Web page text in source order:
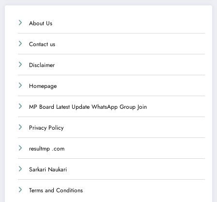
About Us
Contact us
Disclaimer
Homepage
MP Board Latest Update WhatsApp Group Join
Privacy Policy
resultmp .com
Sarkari Naukari
Terms and Conditions